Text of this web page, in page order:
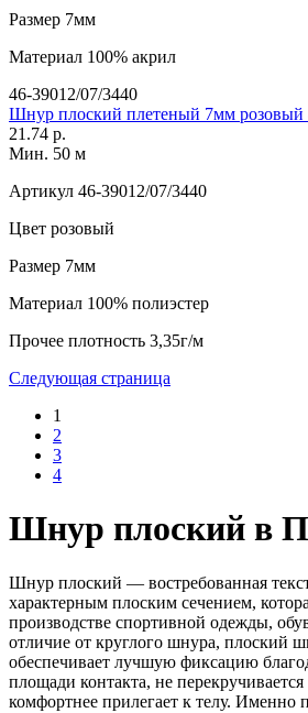
Размер 7мм
Материал 100% акрил
46-39012/07/3440
Шнур плоский плетеный 7мм розовый
21.74 р.
Мин. 50 м
Артикул 46-39012/07/3440
Цвет розовый
Размер 7мм
Материал 100% полиэстер
Прочее плотность 3,35г/м
Следующая страница
1
2
3
4
Шнур плоский в
Шнур плоский — востребованная
характерным плоским сечением,
производстве спортивной одежды,
отличие от круглого шнура, плоский
обеспечивает лучшую фиксацию
площади контакта, не
комфортнее прилегает к телу.